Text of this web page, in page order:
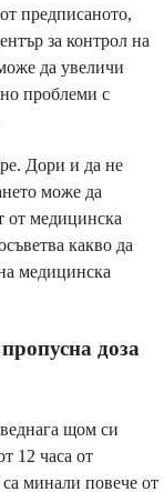
предписаното,
за контрол на
да увеличи
проблеми с
Дори и да не
може да
от медицинска
какво да
медицинска
доза
щом си
12 часа от
минали повече от